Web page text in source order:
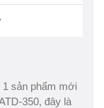
1 sản phẩm mới
350, đây là